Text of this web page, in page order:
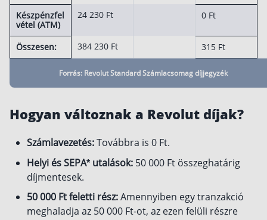
Készpénzfel
vétel (ATM)
24 230 Ft 0 Ft
Összesen: 384 230 Ft 315 Ft
Forrás: Revolut Standard Számlacsomag díjjegyzék
Hogyan változnak a Revolut díjak?
Számlavezetés:Továbbra is 0 Ft.
Helyi és SEPA* utalások: 50 000 Ft összeghatárig
díjmentesek.
50 000 Ft feletti rész:Amennyiben egy tranzakció
meghaladja az 50 000 Ft-ot, az ezen felüli részre